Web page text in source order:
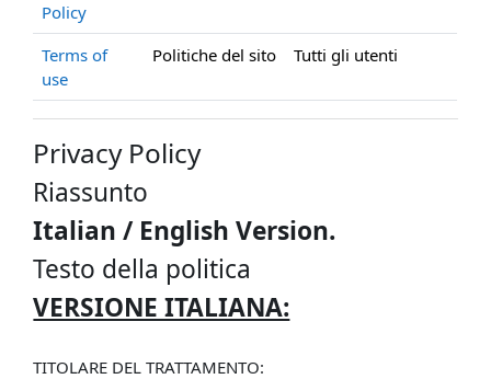
Policy
Terms of
use
Politiche del sito Tutti gli utenti
Privacy Policy
Riassunto
Italian / English Version.
Testo della politica
VERSIONE ITALIANA:
TITOLARE DEL TRATTAMENTO: